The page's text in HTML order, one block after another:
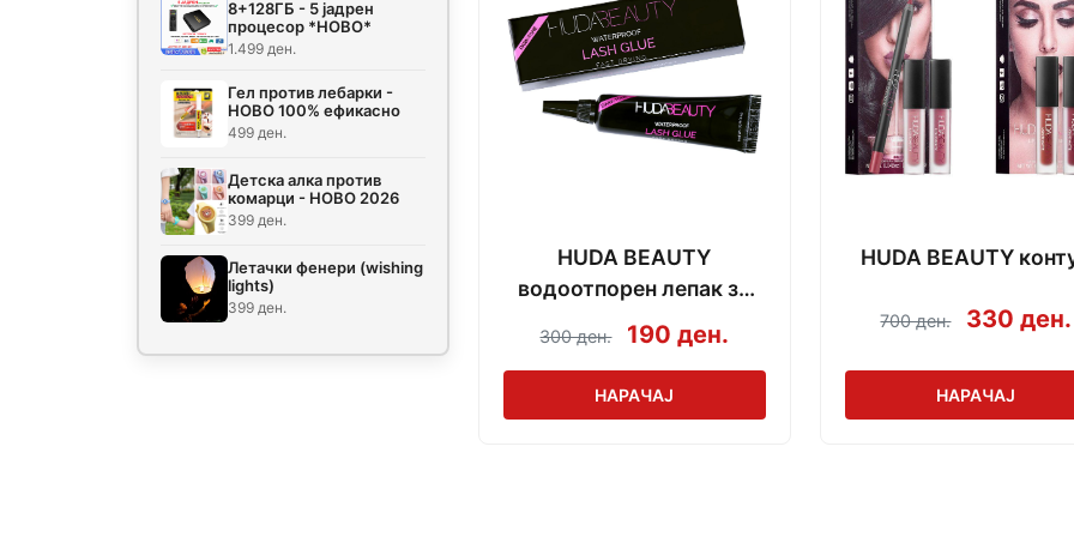
8+128ГБ - 5 јадрен
процесор *НОВО*
1.499 ден.
Гел против лебарки -
НОВО 100% ефикасно
499 ден.
Детска алка против
комарци - НОВО 2026
399 ден.
Летачки фенери (wishing
lights)
399 ден.
HUDA BEAUTY
водоотпорен лепак за
трепки
300 ден. 190 ден.
НАРАЧАЈ
HUDA BEAUTY
700 ден. 330 ден.
НАРАЧАЈ